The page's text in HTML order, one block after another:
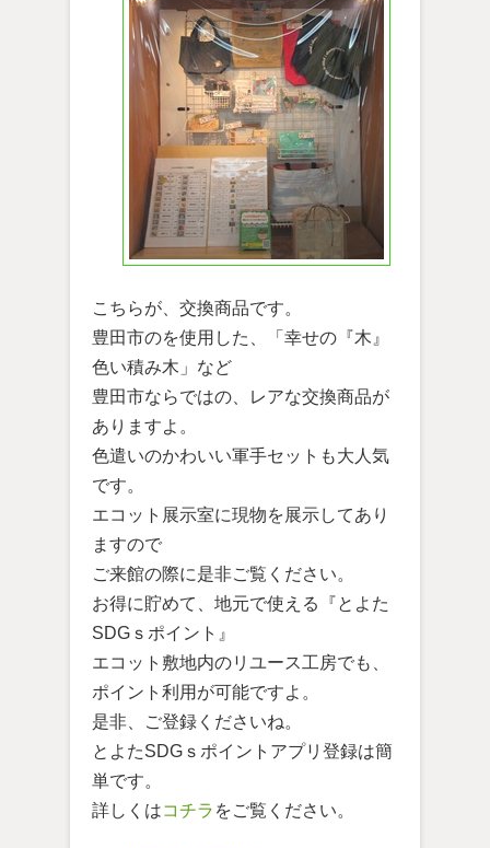
こちらが、交換商品です。
豊田市のを使用した、「幸せの『木』
色い積み木」など
豊田市ならではの、レアな交換商品が
ありますよ。
色遣いのかわいい軍手セットも大人気
です。
エコット展示室に現物を展示してあり
ますので
ご来館の際に是非ご覧ください。
お得に貯めて、地元で使える『とよた
SDGｓポイント』
エコット敷地内のリユース工房でも、
ポイント利用が可能ですよ。
是非、ご登録くださいね。
とよたSDGｓポイントアプリ登録は簡
単です。
詳しくはコチラ をご覧ください。